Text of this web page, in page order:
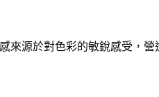
來源於對色彩的敏銳感受，